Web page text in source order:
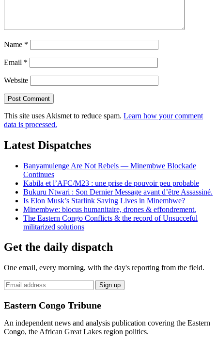
Name *
Email *
Website
This site uses Akismet to reduce spam. Learn how your comment
data is processed.
Latest Dispatches
Banyamulenge Are Not Rebels — Minembwe Blockade
Continues
Kabila et l’AFC/M23 : une prise de pouvoir peu probable
Bukuru Ntwari : Son Dernier Message avant d’être Assassiné.
Is Elon Musk’s Starlink Saving Lives in Minembwe?
Minembwe: blocus humanitaire, drones & effondrement.
The Eastern Congo Conflicts & the record of Unsucceful
militarized solutions
Get the daily dispatch
One email, every morning, with the day's reporting from the field.
Email
address
Sign up
Eastern Congo Tribune
An independent news and analysis publication covering the Eastern
Congo, the African Great Lakes region politics.